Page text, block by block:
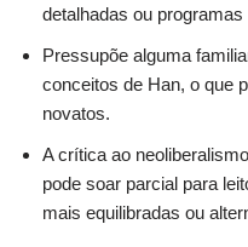
detalhadas ou programas
Pressupõe alguma
conceitos de Han, o que
novatos.
A crítica ao
pode soar parcial para
mais equilibradas ou